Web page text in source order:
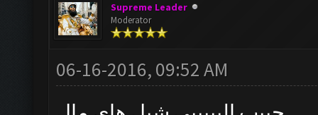
Supreme Leader
Moderator
06-16-2016, 09:52 AM